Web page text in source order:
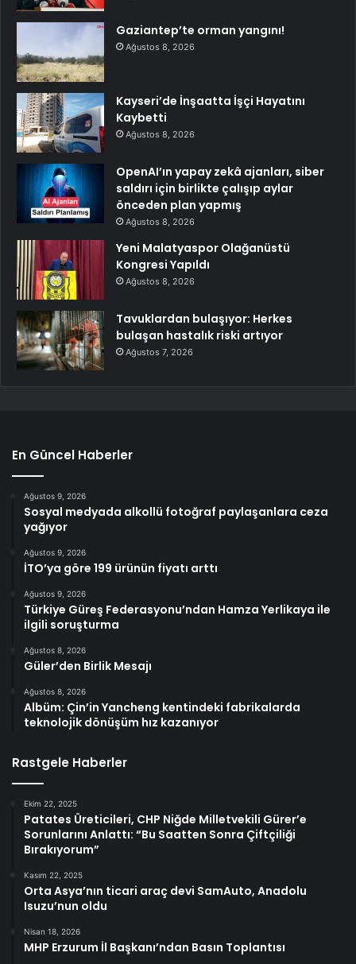
Gaziantep’te orman yangını!
Ağustos 8, 2026
Kayseri’de İnşaatta İşçi Hayatını
Kaybetti
Ağustos 8, 2026
OpenAI’ın yapay zekâ ajanları, siber
saldırı için birlikte çalışıp aylar
önceden plan yapmış
Ağustos 8, 2026
Yeni Malatyaspor Olağanüstü
Kongresi Yapıldı
Ağustos 8, 2026
Tavuklardan bulaşıyor: Herkes
bulaşan hastalık riski artıyor
Ağustos 7, 2026
En Güncel Haberler
Ağustos 9, 2026
Sosyal medyada alkollü fotoğraf paylaşanlara ceza
yağıyor
Ağustos 9, 2026
İTO’ya göre 199 ürünün fiyatı arttı
Ağustos 9, 2026
Türkiye Güreş Federasyonu’ndan Hamza Yerlikaya ile
ilgili soruşturma
Ağustos 8, 2026
Güler’den Birlik Mesajı
Ağustos 8, 2026
Albüm: Çin’in Yancheng kentindeki fabrikalarda
teknolojik dönüşüm hız kazanıyor
Rastgele Haberler
Ekim 22, 2025
Patates Üreticileri, CHP Niğde Milletvekili Gürer’e
Sorunlarını Anlattı: “Bu Saatten Sonra Çiftçiliği
Bırakıyorum”
Kasım 22, 2025
Orta Asya’nın ticari araç devi SamAuto, Anadolu
Isuzu’nun oldu
Nisan 18, 2026
MHP Erzurum İl Başkanı’ndan Basın Toplantısı